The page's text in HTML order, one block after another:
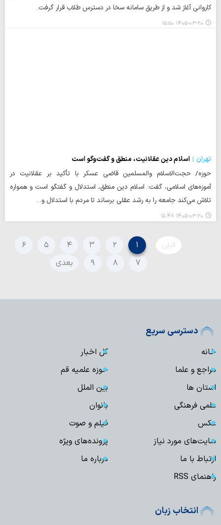
کاروانی آغاز شد و از طریق سامانه سخا در دسترس طلاب قرار گرفت.
۱۴۰۵-۰۳-۲۰ ۱۵:۵۰
تهران
اسلام دین عقلانیت، منطق و گفت‌وگو است
حوزه/ حجت‌الاسلام والمسلمین قاضی‌ عسکر با تأکید بر عقلانیت در
آموزه‌های اسلامی، گفت: اسلام دین منطق، استدلال و گفتگو است و همواره
تلاش می‌کند جامعه را به رشد عقلی برساند تا مردم با استدلال و…
۱۴۰۵-۰۳-۲۰ ۱۵:۴۸
قبلی ۱ ۲ ۳ ۴ ۵
۶
۷
۸ ۹ بعدی
دسترسی سریع
خانه
کل اخبار
مراجع و علما
حوزه علمیه قم
استان ها
بین الملل
علمی فرهنگی
بانوان
عکس
فیلم و صوت
سایت‌های مورد نیاز
پرونده‌های ویژه
ارتباط با ما
درباره ما
راهنمای RSS
انتخاب زبان